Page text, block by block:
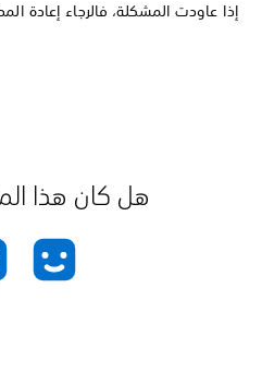
إذا عاودت المشكلة، فالرجاء إعادة
هل كان هذا